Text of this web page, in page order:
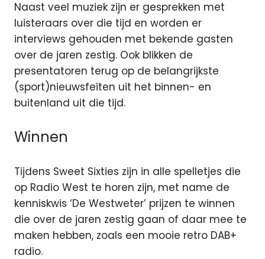
Naast veel muziek zijn er gesprekken met
luisteraars over die tijd en worden er
interviews gehouden met bekende gasten
over de jaren zestig. Ook blikken de
presentatoren terug op de belangrijkste
(sport)nieuwsfeiten uit het binnen- en
buitenland uit die tijd.
Winnen
Tijdens Sweet Sixties zijn in alle spelletjes die
op Radio West te horen zijn, met name de
kenniskwis ‘De Westweter’ prijzen te winnen
die over de jaren zestig gaan of daar mee te
maken hebben, zoals een mooie retro DAB+
radio.